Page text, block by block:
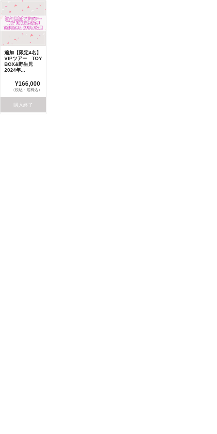
追加【限定4名】
VIPツアー TOY
BOX&野生児
2024年...
¥166,000
（税込・送料込）
購入終了